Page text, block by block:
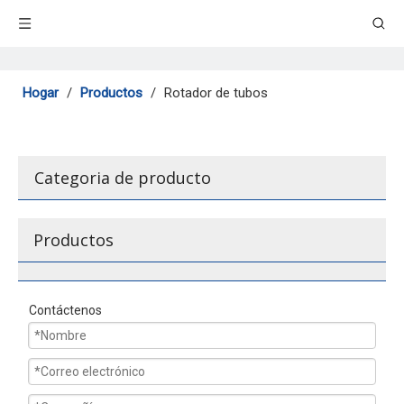
Hogar / Productos / Rotador de tubos
Categoria de producto
Productos
Contáctenos